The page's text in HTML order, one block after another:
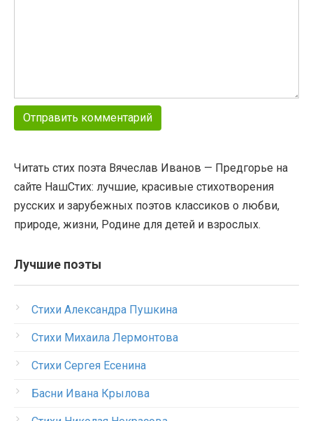
Читать стих поэта Вячеслав Иванов — Предгорье на
сайте НашСтих: лучшие, красивые стихотворения
русских и зарубежных поэтов классиков о любви,
природе, жизни, Родине для детей и взрослых.
Лучшие поэты
Стихи Александра Пушкина
Стихи Михаила Лермонтова
Стихи Сергея Есенина
Басни Ивана Крылова